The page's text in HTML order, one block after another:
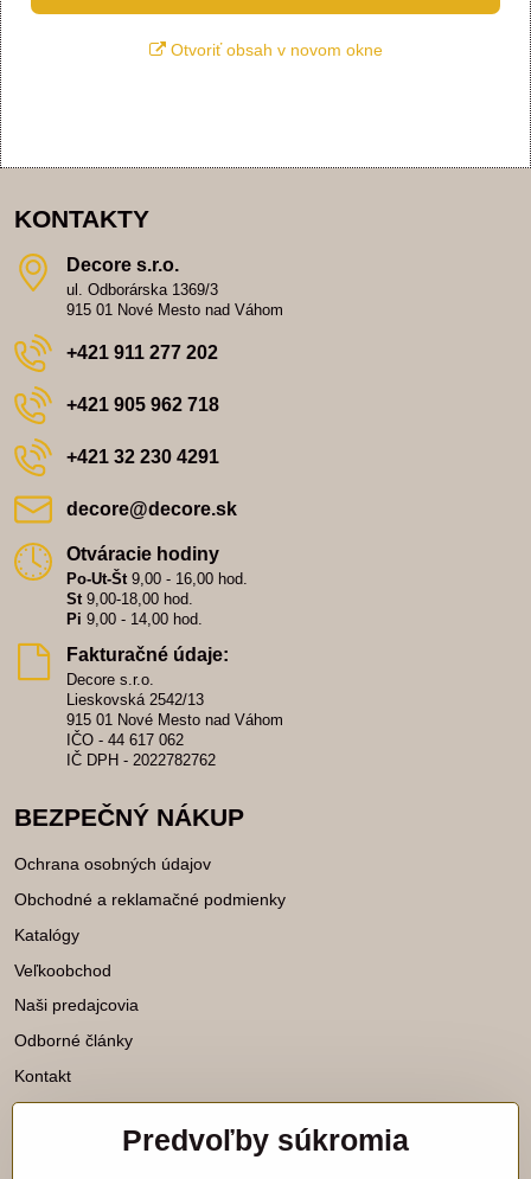
Otvoriť obsah v novom okne
KONTAKTY
Decore s​.r​.o​.
ul. Odborárska 1369/3
915 01 Nové Mesto nad Váhom
+421 911 277 202
+421 905 962 718
+421 32 230 4291
decore​@decore​.sk
Otváracie hodiny
Po-Ut-Št9,00 - 16,00 hod.
St9,00-18,00 hod.
Pi 9,00 - 14,00 hod.
Fakturačné údaje:
Decore s.r.o.
Lieskovská 2542/13
915 01 Nové Mesto nad Váhom
IČO - 44 617 062
IČ DPH - 2022782762
BEZPEČNÝ NÁKUP
Ochrana osobných údajov
Obchodné a reklamačné podmienky
Katalógy
Veľkoobchod
Naši predajcovia
Odborné články
Kontakt
Katalógy na stiahnutie
Predvoľby súkromia